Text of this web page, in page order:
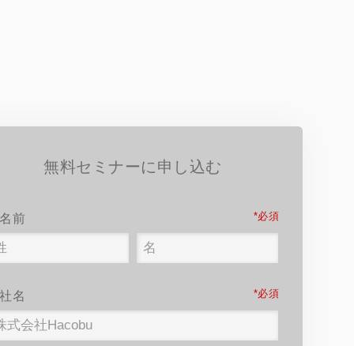
無料セミナーに申し込む
前 *
*
名